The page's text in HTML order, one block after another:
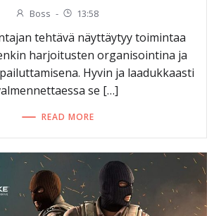
Boss - 13:58
tehtävä näyttäytyy toimintaa
harjoitusten organisointina ja
Hyvin ja laadukkaasti
se […]
READ MORE